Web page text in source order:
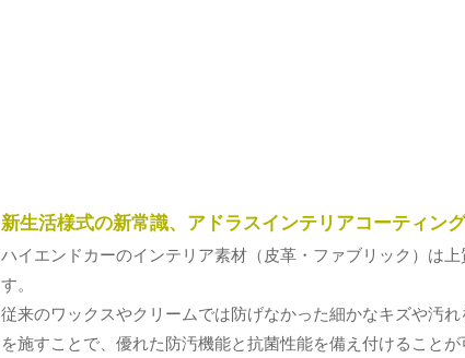
新生活様式の新常識、アドラスインテリアコーティング
ハイエンドカーのインテリア素材（皮革・ファブリック）は
す。
従来のワックスやクリームでは防げなかった細かなキズや汚
を施すことで、優れた防汚機能と抗菌性能を備え付けること